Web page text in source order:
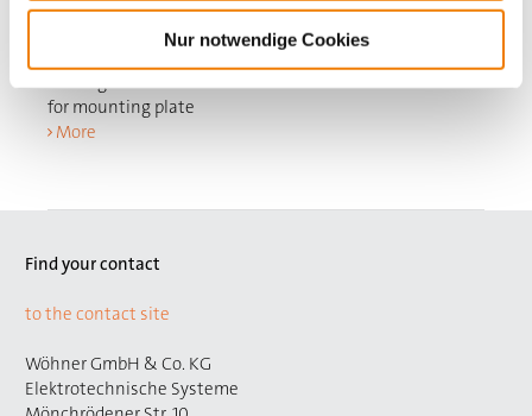
Nur notwendige Cookies
Нейтраль
винт M10, ручка серая
N on right side
for mounting plate
More
Find your contact
to the contact site
Wöhner GmbH & Co. KG
Elektrotechnische Systeme